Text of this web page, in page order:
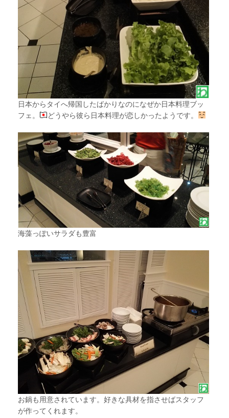
日本からタイへ帰国したばかりなのになぜか日本料理ブッ
フェ。
どうやら彼ら日本料理が恋しかったようです。
海藻っぽいサラダも豊富
お鍋も用意されています。好きな具材を指させばスタッフ
が作ってくれます。